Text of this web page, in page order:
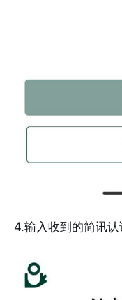
4.输入收到的简讯